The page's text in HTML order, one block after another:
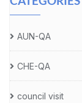
AUN-QA
CHE-QA
council visit